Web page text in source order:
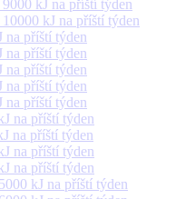
kJ na příští týden
kJ na příští týden
na příští týden
na příští týden
na příští týden
na příští týden
na příští týden
na příští týden
na příští týden
na příští týden
na příští týden
kJ na příští týden